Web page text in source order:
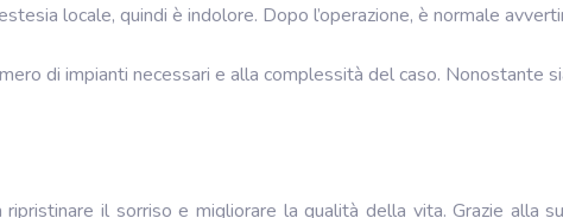
locale, quindi è indolore. Dopo l’operazione, è normale
di impianti necessari e alla complessità del caso. Nonostante
il sorriso e migliorare la qualità della vita. Grazie alla